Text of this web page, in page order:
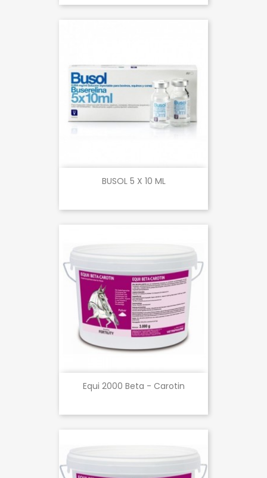
BUSOL 5 X 10 ML
Equi 2000 Beta - Carotin